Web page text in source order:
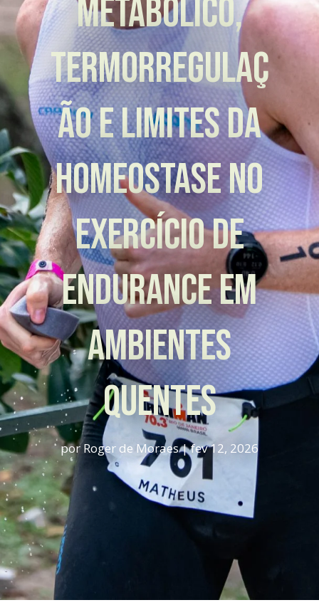
Metabólico,
Termorregulaç
ão e Limites da
Homeostase no
Exercício de
Endurance em
Ambientes
Quentes
porRoger de Moraes|fev 12, 2026